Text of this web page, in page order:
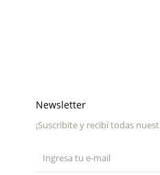
Newsletter
¡Suscribite y recibí todas